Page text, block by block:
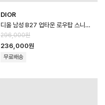
DIOR
디올 남성 B27 업타운 로우탑 스니커즈 - Dior Mens B27 Uptown Low …
296,000원
236,000원
무료배송